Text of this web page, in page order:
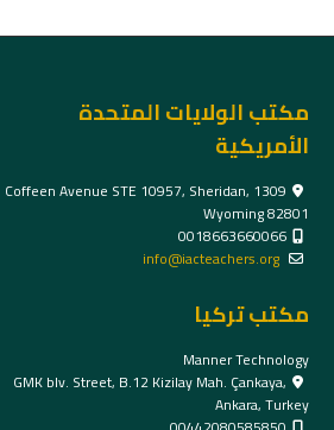
مكتب الولايات المتحدة
الأمريكية
1309 Coffeen Avenue STE 10957, Sheridan,
Wyoming 82801
0018663660066
info@iacteachers.org
مكتب تركيا
Manner Technology
GMK blv. Street, B.12 Kizilay Mah. Çankaya,
Ankara, Turkey